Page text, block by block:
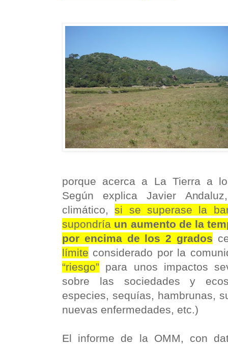
porque acerca a La Tierra a
Según explica Javier
climático,si se superase la
supondría un aumento de la
por encima de los 2 grados
límite considerado por la
“riesgo” para unos impactos
sobre las sociedades y
especies, sequías, hambrunas,
nuevas enfermedades, etc.)
El informe de la OMM, con